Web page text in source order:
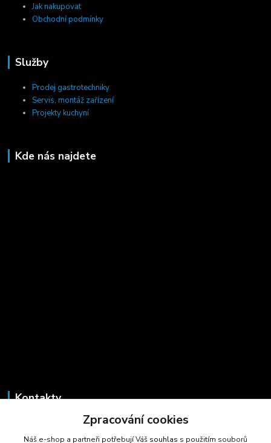
Jak nakupovat
Obchodní podmínky
Služby
Prodej gastrotechniky
Servis, montáž zařízení
Projekty kuchyní
Kde nás najdete
Kontakty
+420 723 725 881
Zpracování cookies
Náš e-shop a partneři potřebují Váš souhlas s použitím souborů